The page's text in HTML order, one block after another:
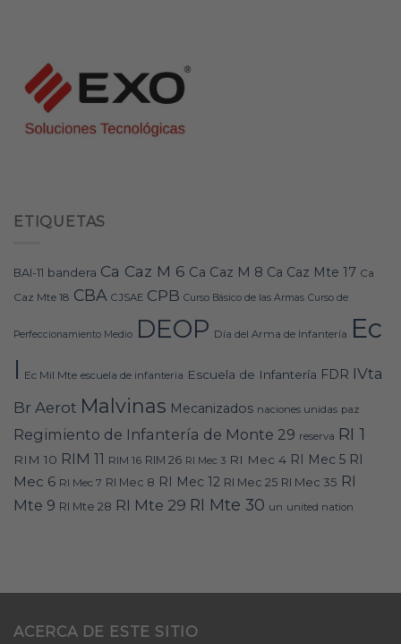
ETIQUETAS
BAI-11 bandera Ca Caz M 6 Ca Caz M 8 Ca Caz Mte 17 Ca
Caz Mte 18 CBA CJSAE CPB Curso Básico de las Armas Curso de
Perfeccionamiento Medio DEOP Día del Arma de Infantería Ec
I Ec Mil Mte escuela de infanteria Escuela de Infantería FDR IVta
Br Aerot Malvinas Mecanizados naciones unidas paz
Regimiento de Infantería de Monte 29 reserva RI 1
RIM 10 RIM 11 RIM 16 RIM 26 RI Mec 3 RI Mec 4 RI Mec 5 RI
Mec 6 RI Mec 7 RI Mec 8 RI Mec 12 RI Mec 25 RI Mec 35 RI
Mte 9 RI Mte 28 RI Mte 29 RI Mte 30 un united nation
ACERCA DE ESTE SITIO